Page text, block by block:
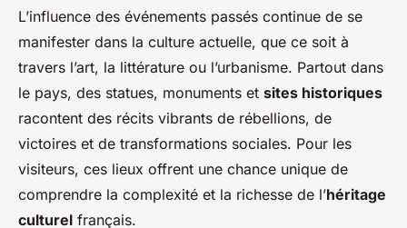
L’influence des événements passés continue de se
manifester dans la culture actuelle, que ce soit à
travers l’art, la littérature ou l’urbanisme. Partout dans
le pays, des statues, monuments et sites historiques
racontent des récits vibrants de rébellions, de
victoires et de transformations sociales. Pour les
visiteurs, ces lieux offrent une chance unique de
comprendre la complexité et la richesse de l’héritage
culturel français.